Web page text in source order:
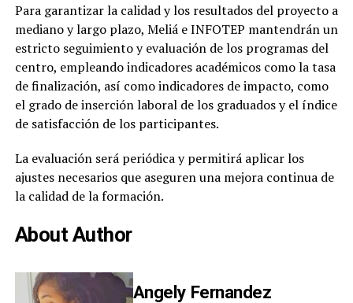
Para garantizar la calidad y los resultados del proyecto a
mediano y largo plazo, Meliá e INFOTEP mantendrán un
estricto seguimiento y evaluación de los programas del
centro, empleando indicadores académicos como la tasa
de finalización, así como indicadores de impacto, como
el grado de inserción laboral de los graduados y el índice
de satisfacción de los participantes.
La evaluación será periódica y permitirá aplicar los
ajustes necesarios que aseguren una mejora continua de
la calidad de la formación.
About Author
Angely Fernandez